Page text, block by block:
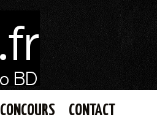
CONCOURS CONTACT